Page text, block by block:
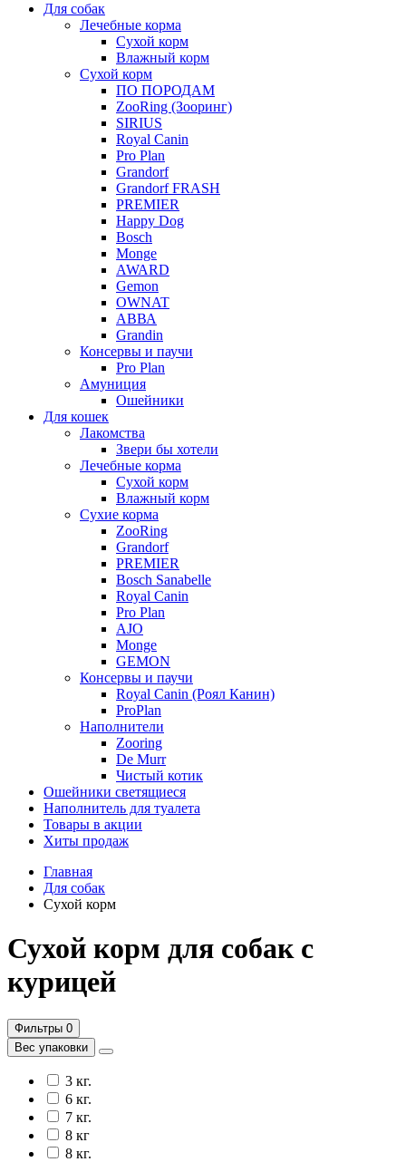
Для собак
Лечебные корма
Сухой корм
Влажный корм
Сухой корм
ПО ПОРОДАМ
ZooRing (Зооринг)
SIRIUS
Royal Canin
Pro Plan
Grandorf
Grandorf FRASH
PREMIER
Happy Dog
Bosch
Monge
AWARD
Gemon
OWNAT
АВВА
Grandin
Консервы и паучи
Pro Plan
Амуниция
Ошейники
Для кошек
Лакомства
Звери бы хотели
Лечебные корма
Сухой корм
Влажный корм
Сухие корма
ZooRing
Grandorf
PREMIER
Bosch Sanabelle
Royal Canin
Pro Plan
AJO
Monge
GEMON
Консервы и паучи
Royal Canin (Роял Канин)
ProPlan
Наполнители
Zooring
De Murr
Чистый котик
Ошейники светящиеся
Наполнитель для туалета
Товары в акции
Хиты продаж
Главная
Для собак
Сухой корм
Сухой корм для собак с
курицей
Фильтры 0
Вес упаковки
3 кг.
6 кг.
7 кг.
8 кг
8 кг.